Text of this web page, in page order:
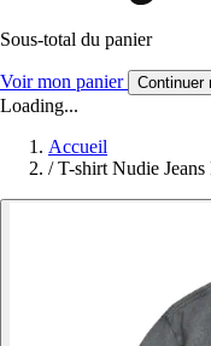
Sous-total du panier
Voir mon panier Continuer
Loading...
Accueil
/ T-shirt Nudie